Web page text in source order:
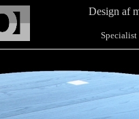
Design af
Specialist i